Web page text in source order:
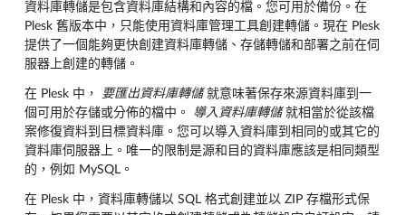
資料庫轉儲是包含資料庫結構和內容的檔。您可用於備份。在
Plesk 舊版本中，只能使用資料庫管理工具創建轉儲。現在 Plesk
提供了一個能夠更快創建資料庫轉儲、存儲轉儲和部署之前在伺
服器上創建的轉儲。
在 Plesk 中， 要匯出資料庫轉儲就意味著保存來源資料庫到一
個可用於存儲或分佈的檔中。 導入資料庫轉儲就相當於從該檔
案修復資料到目標資料庫。您可以導入資料庫到相同的或其它的
資料庫伺服器上。唯一的限制是源和目的資料庫應該是相同類型
的，例如 MySQL。
在 Plesk 中，資料庫轉儲以 SQL 格式創建並以 ZIP 存檔形式保